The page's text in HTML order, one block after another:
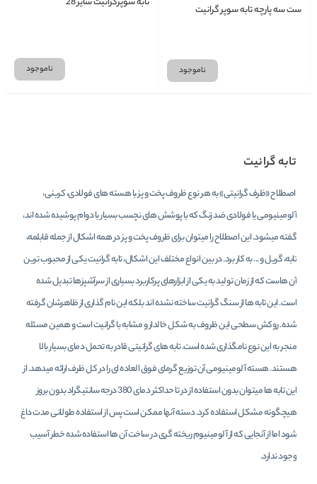
ست سه پارچه تابه سوپر گرانیت
ناموجود ناموجود
تابه گرانیت
اصطلاح «ظرف گرانیتی» به هر نوع ظروف پخت و پز با هسته های فولادی، کربنی،
آلومینیومی یا فولادی ضد زنگ که با پوشش های نچسب بسیار با دوام پوشیده شده اند،
گفته میشود. این اصطلاح را میتوان برای ظروف پخت و پز در همه اشکال از جمله قابلمه،
تابه، گریل و ... به کار برد. در بین انواع مختلف این اشکال، تابه گرانیت یکی از محبوب ترین
آن هاست که از زمان تولید به یکی از ابزارهای پرکاربرد بسیاری از سرآشپزها تبدیل شده
است. این تابه ها از سنگ گرانیت ساخته نشده اند بلکه این نام گذاری از ظاهرشان گرفته
شده. روکش سطحی این ظروف به شکل خالدار و مشابه با گرانیت است و همین مسئله
منجر به این نوع نامگذاری شده است. تابه های گرانیتی قادر به تحمل دمای بسیار بالا
هستند. هسته آلومینیومی آن توزیع گرمای فوق العاده ای را در کل ظرف ارائه میدهد. از
این تابه ها میتوان بدون استفاده از در تا حداکثر دمای 380 درجه سانتیگراد بدون بروز
هیچگونه مشکل استفاده کرد. دسته آنها ممکن است پس از استفاده طولانی مدت داغ
شود اما از آنجایی که از آلومینیوم ریخته گری در ساخت آن ها استفاده شده خطر آسیب
وجود ندارد.